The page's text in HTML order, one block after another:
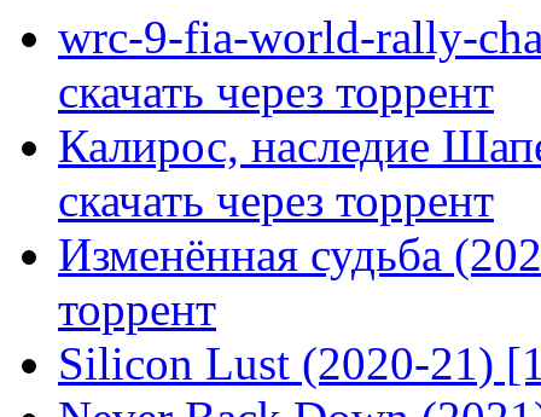
wrc-9-fia-world-rally-
скачать через торрент
Калирос, наследие
скачать через торрент
Изменённая судьба
торрент
Silicon Lust (2020-21)